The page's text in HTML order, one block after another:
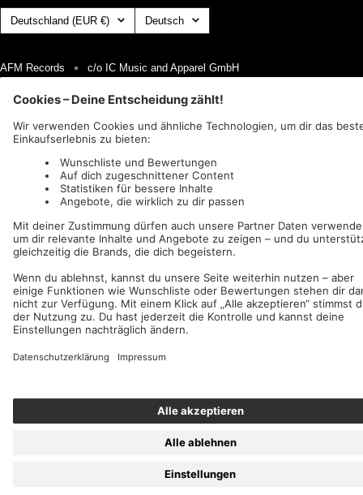
Land/Region Deutschland (EUR €) Sprache
Deutsch
AFM Records c/o IC Music and Apparel GmbH